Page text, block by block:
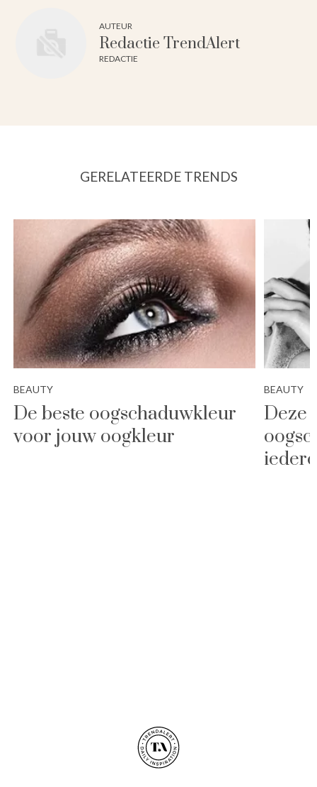
AUTEUR
Redactie TrendAlert
REDACTIE
GERELATEERDE TRENDS
BEAUTY
De beste oogschaduwkleur
voor jouw oogkleur
BEAUTY
Deze